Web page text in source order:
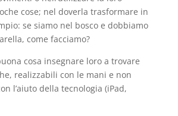
cose; nel doverla trasformare in
se siamo nel bosco e dobbiamo
come facciamo?
cosa insegnare loro a trovare
realizzabili con le mani e non
l’aiuto della tecnologia (iPad,